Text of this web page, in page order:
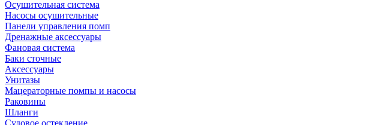
Осушительная система
Насосы осушительные
Панели управления помп
Дренажные аксессуары
Фановая система
Баки сточные
Аксессуары
Унитазы
Мацераторные помпы и насосы
Раковины
Шланги
Судовое остекление